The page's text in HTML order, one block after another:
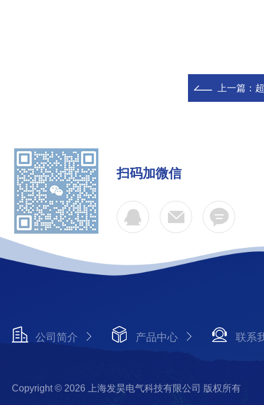
上一篇：
扫码加微信
公司简介 产品中心 联系
Copyright © 2026 上海发昊电气科技有限公司 版权所有